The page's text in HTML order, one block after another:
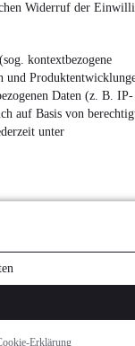
Widerruf der
kontextbezogene
und
Daten (z. B. IP-
auf Basis von
unter
Erklärung